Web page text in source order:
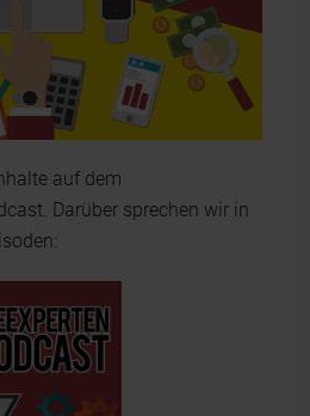
auf dem
Darüber sprechen wir in